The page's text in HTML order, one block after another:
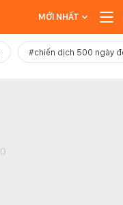
MỚI NHẤT
#chiến dịch 500 ngày